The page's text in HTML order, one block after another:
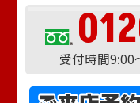
受付時間